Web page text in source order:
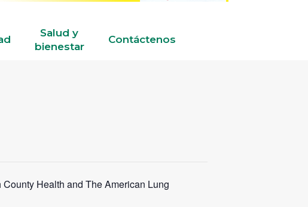
Salud y
bienestar
Contáctenos
Health and The American Lung